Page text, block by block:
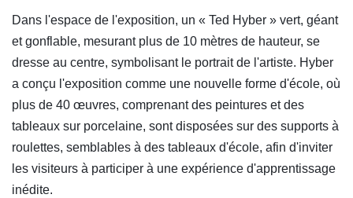
Dans l'espace de l'exposition, un « Ted Hyber » vert, géant
et gonflable, mesurant plus de 10 mètres de hauteur, se
dresse au centre, symbolisant le portrait de l'artiste. Hyber
a conçu l'exposition comme une nouvelle forme d'école, où
plus de 40 œuvres, comprenant des peintures et des
tableaux sur porcelaine, sont disposées sur des supports à
roulettes, semblables à des tableaux d'école, afin d'inviter
les visiteurs à participer à une expérience d'apprentissage
inédite.